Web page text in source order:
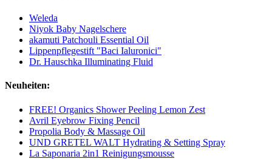
Weleda
Niyok Baby Nagelschere
akamuti Patchouli Essential Oil
Lippenpflegestift "Baci Ialuronici"
Dr. Hauschka Illuminating Fluid
Neuheiten:
FREE! Organics Shower Peeling Lemon Zest
Avril Eyebrow Fixing Pencil
Propolia Body & Massage Oil
UND GRETEL WALT Hydrating & Setting Spray
La Saponaria 2in1 Reinigungsmousse